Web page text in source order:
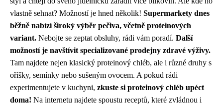
vlastně sehnat? Možností je hned několik! Supermarkety dnes
běžně nabízí široký výběr pečiva, včetně proteinových
variant. Nebojte se zeptat obsluhy, rádi vám poradí. Další
možností je navštívit specializované prodejny zdravé výživy.
Tam najdete nejen klasický proteinový chléb, ale i různé druhy s
oříšky, semínky nebo sušeným ovocem. A pokud rádi
experimentujete v kuchyni, zkuste si proteinový chléb upéct
doma! Na internetu najdete spoustu receptů, které zvládnou i